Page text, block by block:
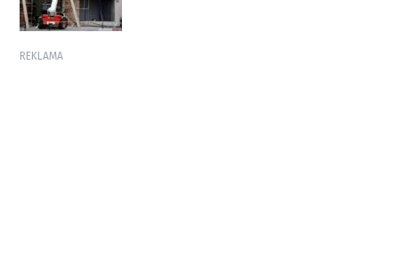
REKLAMA